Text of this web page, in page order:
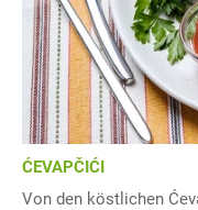
ĆEVAPČIĆI
Von den köstlichen